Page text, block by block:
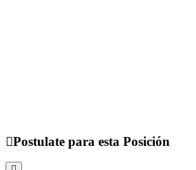
Postulate para esta Posición